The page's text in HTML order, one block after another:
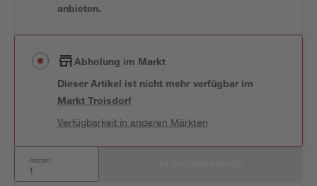
anbieten.
Abholung im Markt
Dieser Artikel ist nicht mehr verfügbar im
MarktTroisdorf
Verfügbarkeit in anderen Märkten
Anzahl: